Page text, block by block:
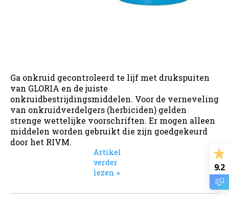
Ga onkruid gecontroleerd te lijf met drukspuiten
van GLORIA en de juiste
onkruidbestrijdingsmiddelen. Voor de verneveling
van onkruidverdelgers (herbiciden) gelden
strenge wettelijke voorschriften. Er mogen alleen
middelen worden gebruikt die zijn goedgekeurd
door het RIVM.
Artikel
verder
lezen »
9.2